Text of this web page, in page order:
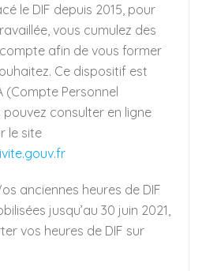
le DIF depuis 2015, pour
vous cumulez des
afin de vous former
Ce dispositif est
(Compte Personnel
pouvez consulter en ligne
le site
anciennes heures de DIF
jusqu’au 30 juin 2021,
vos heures de DIF sur